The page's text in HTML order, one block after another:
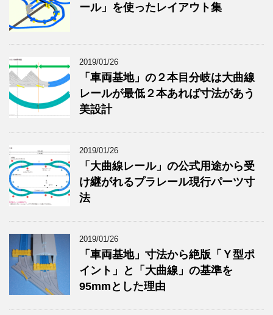
ール」を使ったレイアウト集
2019/01/26
「車両基地」の２本目分岐は大曲線
レールが最低２本あれば寸法があう
美設計
2019/01/26
「大曲線レール」の公式用途から受
け継がれるプラレール現行パーツ寸
法
2019/01/26
「車両基地」寸法から絶版「Ｙ型ポ
イント」と「大曲線」の基準を
95mmとした理由